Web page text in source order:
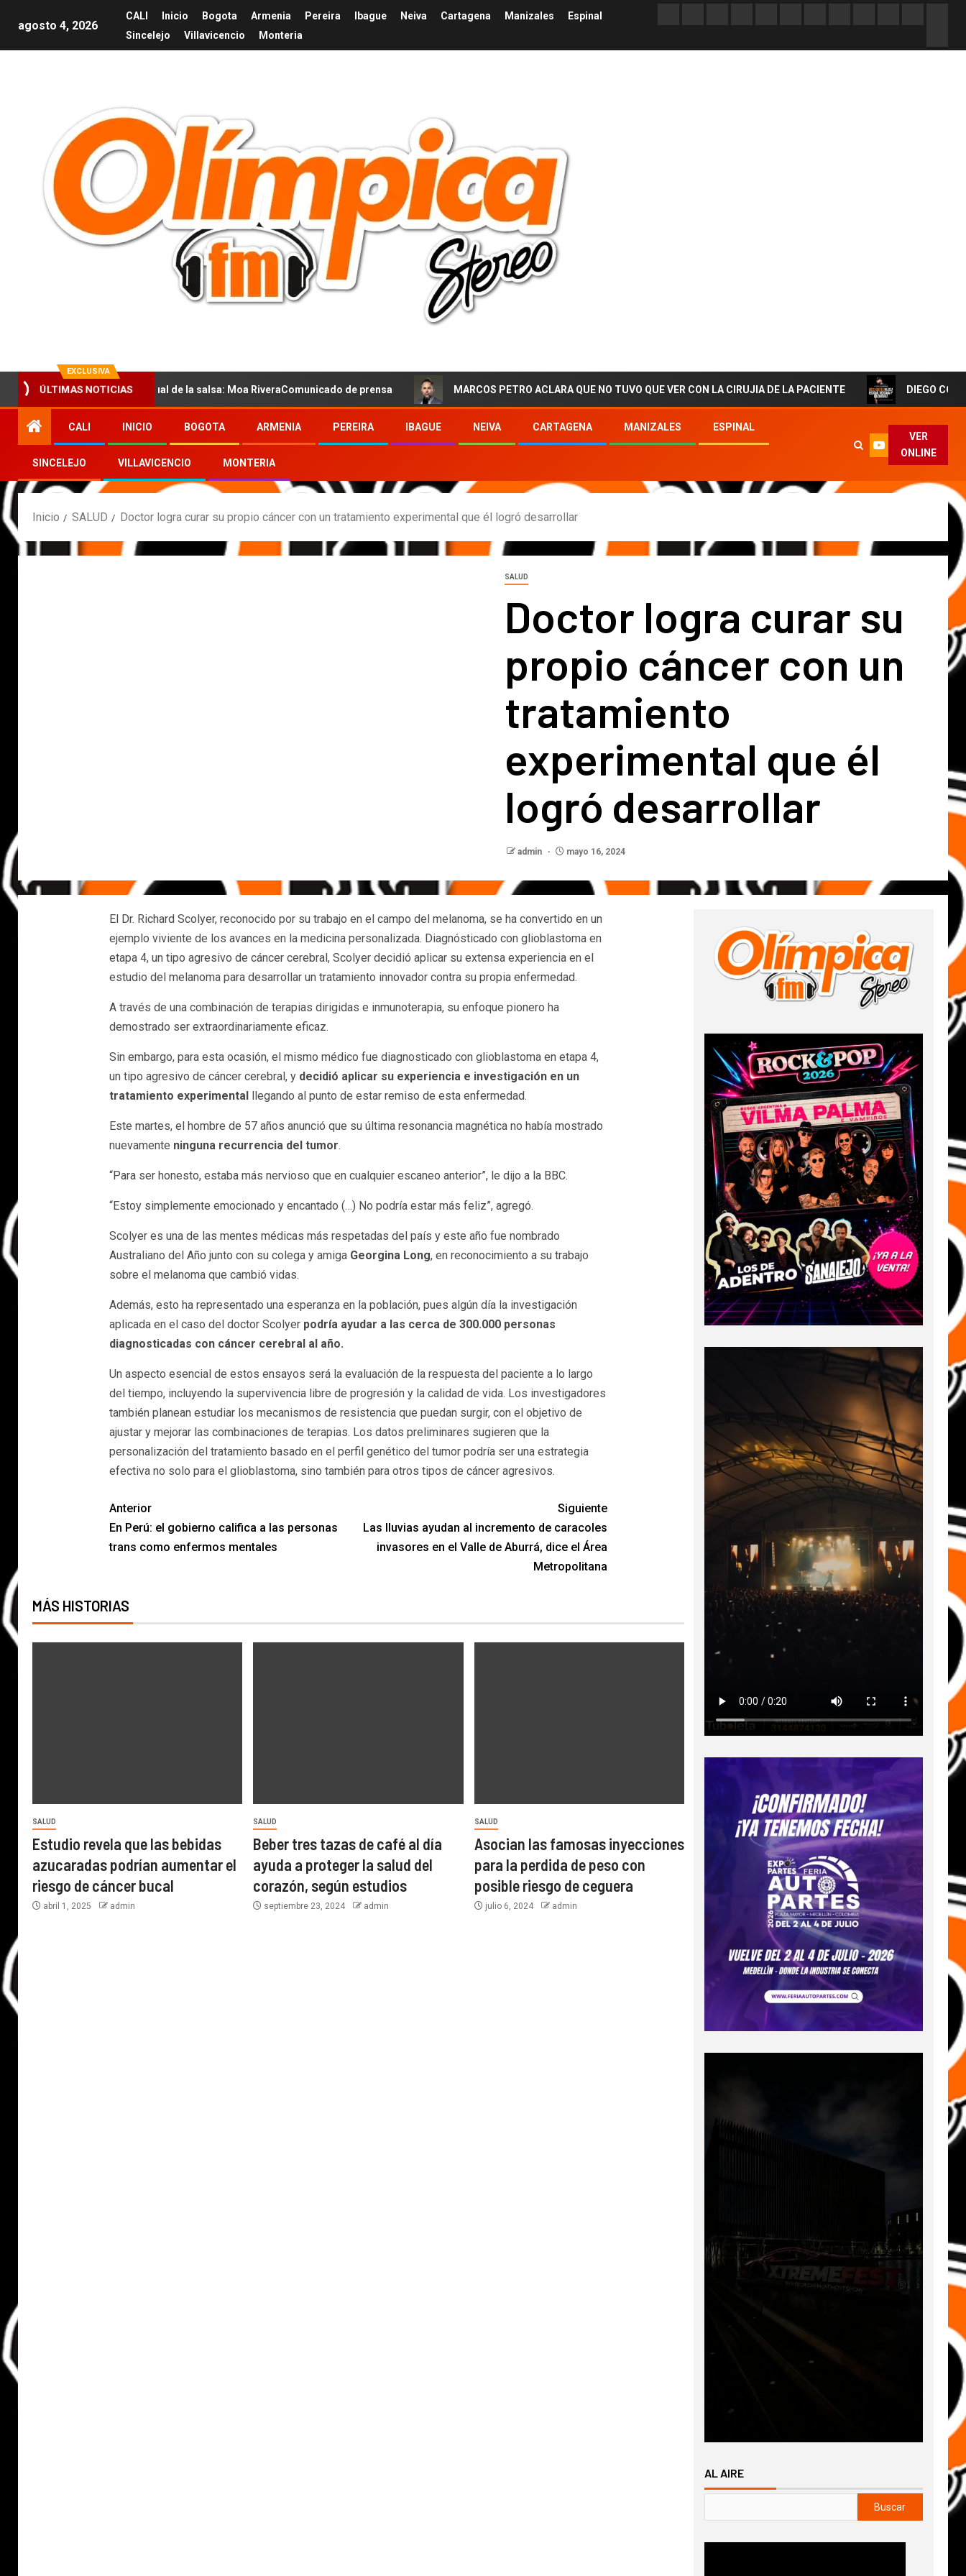
agosto 4, 2026
CALI Inicio Bogota Armenia Pereira Ibague Neiva Cartagena Manizales
Espinal
Sincelejo
Villavicencio Monteria
EXCLUSIVA
ÚLTIMAS NOTICIAS
la nueva voz sensual de la salsa: Moa RiveraComunicado de prensa MARCOS PETRO ACLARA QUE NO TUVO QUE VER CON LA CIRUJIA DE LA PACIENTE DIEGO CORTES El
CALI INICIO BOGOTA ARMENIA PEREIRA IBAGUE NEIVA CARTAGENA MANIZALES ESPINAL
SINCELEJO VILLAVICENCIO MONTERIA
VER
ONLINE
Inicio SALUD Doctor logra curar su propio cáncer con un tratamiento experimental que él logró desarrollar
SALUD
Doctor logra curar su
propio cáncer con un
tratamiento
experimental que él
logró desarrollar
admin mayo 16, 2024
El Dr. Richard Scolyer, reconocido por su trabajo en el campo del melanoma, se ha convertido en un
ejemplo viviente de los avances en la medicina personalizada. Diagnósticado con glioblastoma en
etapa 4, un tipo agresivo de cáncer cerebral, Scolyer decidió aplicar su extensa experiencia en el
estudio del melanoma para desarrollar un tratamiento innovador contra su propia enfermedad.
A través de una combinación de terapias dirigidas e inmunoterapia, su enfoque pionero ha
demostrado ser extraordinariamente eficaz.
Sin embargo, para esta ocasión, el mismo médico fue diagnosticado con glioblastoma en etapa 4,
un tipo agresivo de cáncer cerebral, ydecidió aplicar su experiencia e investigación en un
tratamiento experimentalllegando al punto de estar remiso de esta enfermedad.
Este martes, el hombre de 57 años anunció que su última resonancia magnética no había mostrado
nuevamente ninguna recurrencia del tumor.
“Para ser honesto, estaba más nervioso que en cualquier escaneo anterior”, le dijo a la BBC.
“Estoy simplemente emocionado y encantado (…) No podría estar más feliz”, agregó.
Scolyer es una de las mentes médicas más respetadas del país y este año fue nombrado
Australiano del Año junto con su colega y amiga Georgina Long, en reconocimiento a su trabajo
sobre el melanoma que cambió vidas.
Además, esto ha representado una esperanza en la población, pues algún día la investigación
aplicada en el caso del doctor Scolyer podría ayudar a las cerca de 300.000 personas
diagnosticadas con cáncer cerebral al año.
Un aspecto esencial de estos ensayos será la evaluación de la respuesta del paciente a lo largo
del tiempo, incluyendo la supervivencia libre de progresión y la calidad de vida. Los investigadores
también planean estudiar los mecanismos de resistencia que puedan surgir, con el objetivo de
ajustar y mejorar las combinaciones de terapias. Los datos preliminares sugieren que la
personalización del tratamiento basado en el perfil genético del tumor podría ser una estrategia
efectiva no solo para el glioblastoma, sino también para otros tipos de cáncer agresivos.
Anterior
En Perú: el gobierno califica a las personas
trans como enfermos mentales
Siguiente
Las lluvias ayudan al incremento de caracoles
invasores en el Valle de Aburrá, dice el Área
Metropolitana
MÁS HISTORIAS
SALUD
Estudio revela que las bebidas
azucaradas podrían aumentar el
riesgo de cáncer bucal
abril 1, 2025 admin
SALUD
Beber tres tazas de café al día
ayuda a proteger la salud del
corazón, según estudios
septiembre 23, 2024 admin
SALUD
Asocian las famosas inyecciones
para la perdida de peso con
posible riesgo de ceguera
julio 6, 2024 admin
AL AIRE
Buscar